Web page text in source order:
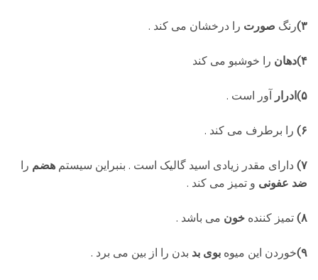
۳) رنگ صورت را درخشان می کند .
۴)دهان را خوشبو می کند
۵)ادرار آور است .
۶) را برطرف می کند .
۷) دارای مقدر زیادی اسید گالیک است . بنبراین سیستم هضم را
ضد عفونی و تمیز می کند .
۸) تمیز کننده خون می باشد .
۹) خوردن این میوه بوی بد بدن را از بین می برد .